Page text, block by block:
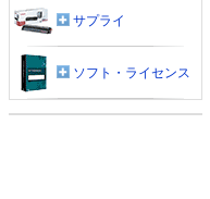
サプライ
ソフト・ライセンス